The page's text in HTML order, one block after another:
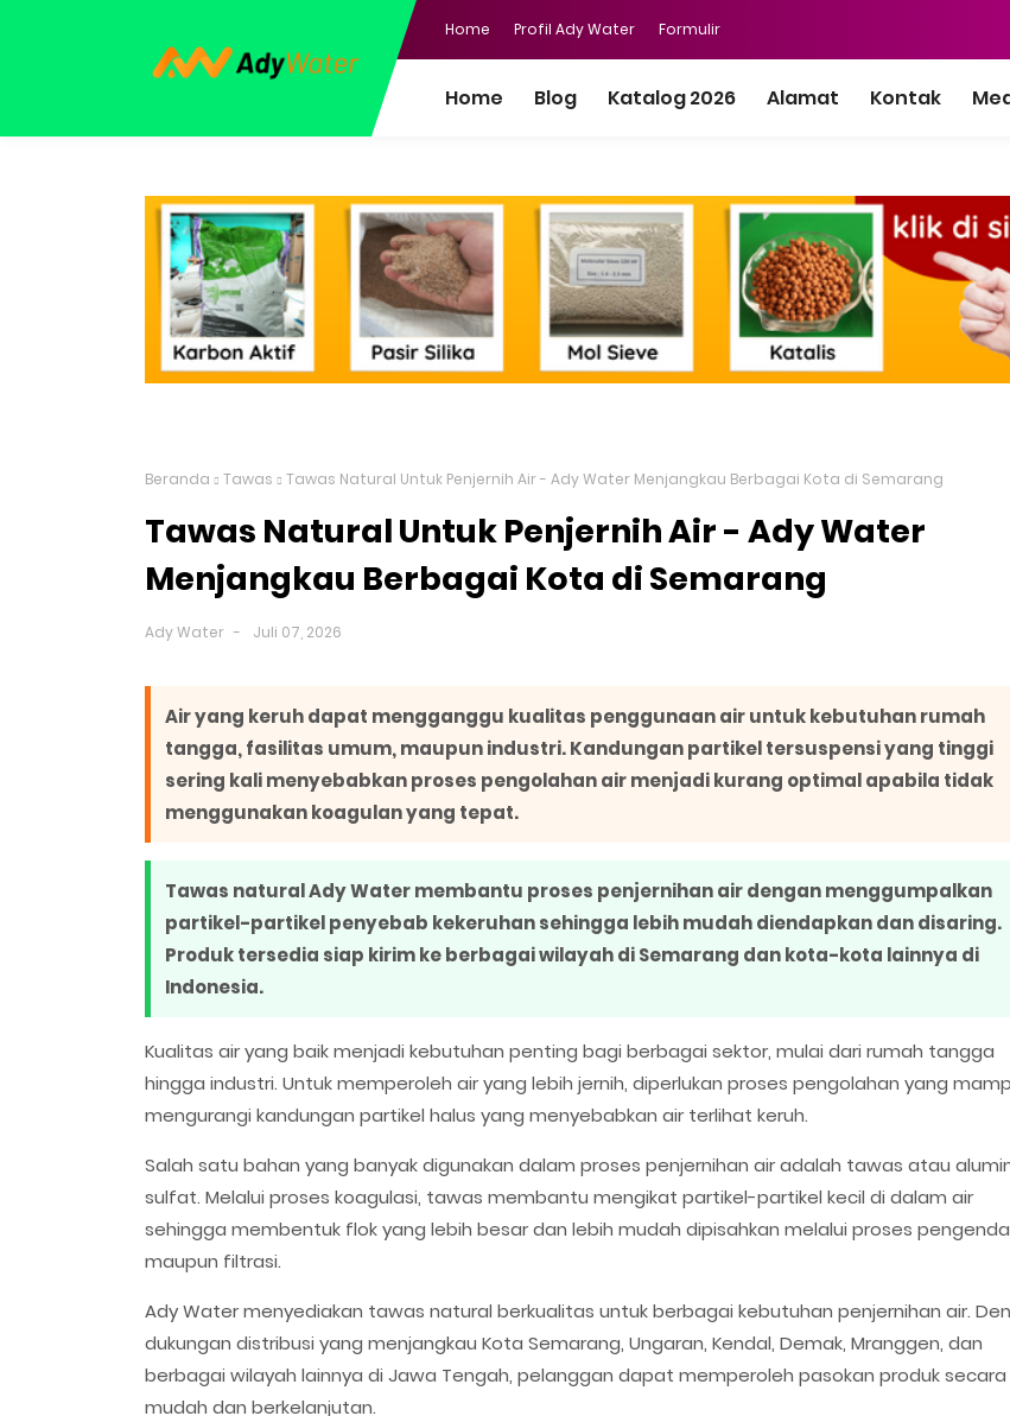
Home Profil Ady Water Formulir
Home Blog Katalog 2026 Alamat Kontak
Beranda Tawas Tawas Natural Untuk Penjernih Air - Ady Water Menjangkau Berbagai Kota di Semarang
Tawas Natural Untuk Penjernih Air - Ady Water
Menjangkau Berbagai Kota di Semarang
Ady Water Juli 07, 2026
Air yang keruh dapat mengganggu kualitas penggunaan air untuk kebutuhan rumah
tangga, fasilitas umum, maupun industri. Kandungan partikel tersuspensi yang tinggi
sering kali menyebabkan proses pengolahan air menjadi kurang optimal apabila tidak
menggunakan koagulan yang tepat.
Tawas natural Ady Water membantu proses penjernihan air dengan menggumpalkan
partikel-partikel penyebab kekeruhan sehingga lebih mudah diendapkan dan disaring.
Produk tersedia siap kirim ke berbagai wilayah di Semarang dan kota-kota lainnya di
Indonesia.
Kualitas air yang baik menjadi kebutuhan penting bagi berbagai sektor, mulai dari rumah tangga
hingga industri. Untuk memperoleh air yang lebih jernih, diperlukan proses pengolahan yang
mengurangi kandungan partikel halus yang menyebabkan air terlihat keruh.
Salah satu bahan yang banyak digunakan dalam proses penjernihan air adalah tawas atau
sulfat. Melalui proses koagulasi, tawas membantu mengikat partikel-partikel kecil di dalam air
sehingga membentuk flok yang lebih besar dan lebih mudah dipisahkan melalui proses
maupun filtrasi.
Ady Water menyediakan tawas natural berkualitas untuk berbagai kebutuhan penjernihan air.
dukungan distribusi yang menjangkau Kota Semarang, Ungaran, Kendal, Demak, Mranggen, dan
berbagai wilayah lainnya di Jawa Tengah, pelanggan dapat memperoleh pasokan produk secara
mudah dan berkelanjutan.